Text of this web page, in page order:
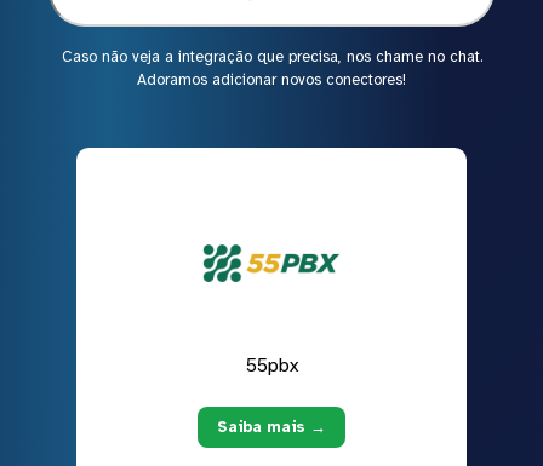
Caso não veja a integração que precisa, nos chame no chat.
Adoramos adicionar novos conectores!
55pbx
Saiba mais →